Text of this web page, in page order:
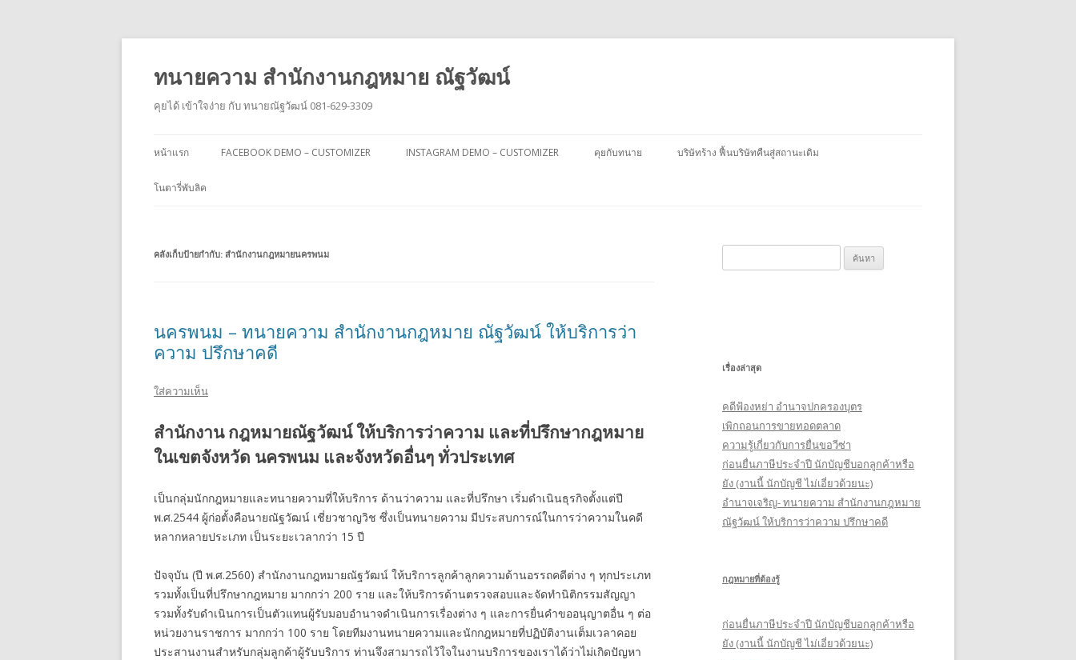
ทนายความ สำนักงานกฎหมาย ณัฐวัฒน์
คุยได้ เข้าใจง่าย กับ ทนายณัฐวัฒน์ 081-629-3309
ไป
หน้าแรก FACEBOOK DEMO – CUSTOMIZER INSTAGRAM DEMO – CUSTOMIZER คุยกับทนาย บริษัทร้าง ฟื้นบริษัทคืนสู่สถานะเดิม
โนตารี่พับลิค
คลังเก็บป้ายกำกับ: สำนักงานกฎหมายนครพนม
นครพนม – ทนายความ สำนักงานกฎหมาย ณัฐวัฒน์ ให้บริการว่า
ความ ปรึกษาคดี
ใส่ความเห็น
สำนักงาน กฎหมายณัฐวัฒน์ ให้บริการว่าความ และที่ปรึกษากฎหมาย
ในเขตจังหวัด นครพนม และจังหวัดอื่นๆ ทั่วประเทศ
เป็นกลุ่มนักกฎหมายและทนายความที่ให้บริการ ด้านว่าความ และที่ปรึกษา เริ่มดำเนินธุรกิจตั้งแต่ปี
พ.ศ.2544 ผู้ก่อตั้งคือนายณัฐวัฒน์ เชี่ยวชาญวิช ซึ่งเป็นทนายความ มีประสบการณ์ในการว่าความในคดี
หลากหลายประเภท เป็นระยะเวลากว่า 15 ปี
ปัจจุบัน (ปี พ.ศ.2560) สำนักงานกฎหมายณัฐวัฒน์ ให้บริการลูกค้าลูกความด้านอรรถคดีต่าง ๆ ทุกประเภท
รวมทั้งเป็นที่ปรึกษากฎหมาย มากกว่า 200 ราย และให้บริการด้านตรวจสอบและจัดทำนิติกรรมสัญญา
รวมทั้งรับดำเนินการเป็นตัวแทนผู้รับมอบอำนาจดำเนินการเรื่องต่าง ๆ และการยื่นคำขออนุญาตอื่น ๆ ต่อ
หน่วยงานราชการ มากกว่า 100 ราย โดยทีมงานทนายความและนักกฎหมายที่ปฏิบัติงานเต็มเวลาคอย
ประสานงานสำหรับกลุ่มลูกค้าผู้รับบริการ ท่านจึงสามารถไว้ใจในงานบริการของเราได้ว่าไม่เกิดปัญหา
น
รั
:
เรื่องล่าสุด
คดีฟ้องหย่า อำนาจปกครองบุตร
เพิกถอนการขายทอดตลาด
ความรู้เกี่ยวกับการยื่นขอวีซ่า
ก่อนยื่นภาษีประจำปี นักบัญชีบอกลูกค้าหรือ
ยัง (งานนี้ นักบัญชี ไม่เอี่ยวด้วยนะ)
อำนาจเจริญ- ทนายความ สำนักงานกฎหมาย
ณัฐวัฒน์ ให้บริการว่าความ ปรึกษาคดี
กฎหมายที่ต้องรู้
ก่อนยื่นภาษีประจำปี นักบัญชีบอกลูกค้าหรือ
ยัง (งานนี้ นักบัญชี ไม่เอี่ยวด้วยนะ)